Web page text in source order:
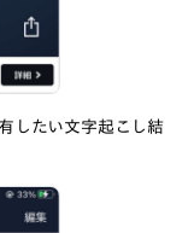
したい文字起こし結